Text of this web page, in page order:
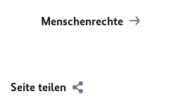
Menschenrechte
Seite teilen